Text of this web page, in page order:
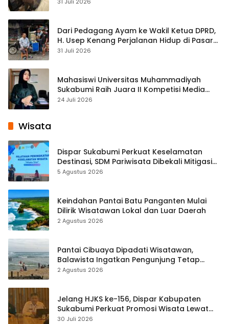
Dari Pedagang Ayam ke Wakil Ketua DPRD,
H. Usep Kenang Perjalanan Hidup di Pasar
Cisaat
31 Juli 2026
Mahasiswi Universitas Muhammadiyah
Sukabumi Raih Juara II Kompetisi Media
Pembelajaran Digital Tingkat Internasional
24 Juli 2026
Wisata
Dispar Sukabumi Perkuat Keselamatan
Destinasi, SDM Pariwisata Dibekali Mitigasi
hingga Teknik Evakuasi
5 Agustus 2026
Keindahan Pantai Batu Panganten Mulai
Dilirik Wisatawan Lokal dan Luar Daerah
2 Agustus 2026
Pantai Cibuaya Dipadati Wisatawan,
Balawista Ingatkan Pengunjung Tetap
Waspada
2 Agustus 2026
Jelang HJKS ke-156, Dispar Kabupaten
Sukabumi Perkuat Promosi Wisata Lewat
Publikasi Digital
30 Juli 2026